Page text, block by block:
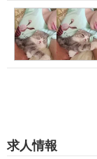
求人情報